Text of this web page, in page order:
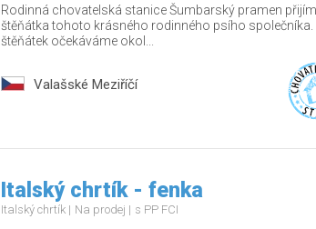
Rodinná chovatelská stanice Šumbarský pramen
štěňátka tohoto krásného rodinného psího společníka.
štěňátek očekáváme okol...
Valašské Meziříčí
Italský chrtík - fenka
Italský chrtík Na prodej s PP FCI